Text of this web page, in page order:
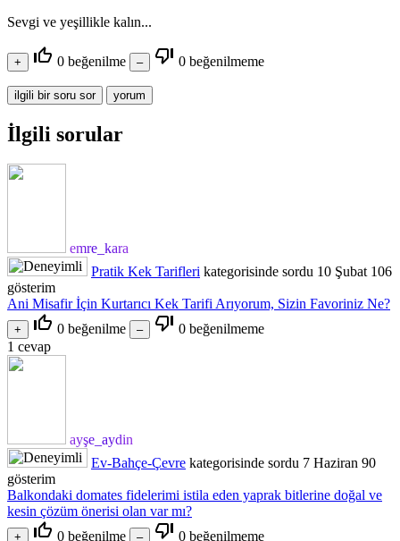
Sevgi ve yeşillikle kalın...
thumb_up_off_alt 0 beğenilme thumb_down_off_alt 0 beğenilmeme
İlgili sorular
emre_kara
Pratik Kek Tarifleri kategorisinde sordu 10 Şubat 106
gösterim
Ani Misafir İçin Kurtarıcı Kek Tarifi Arıyorum, Sizin Favoriniz Ne?
thumb_up_off_alt 0 beğenilme thumb_down_off_alt 0 beğenilmeme
1 cevap
ayşe_aydin
Ev-Bahçe-Çevre kategorisinde sordu 7 Haziran 90
gösterim
Balkondaki domates fidelerimi istila eden yaprak bitlerine doğal ve
kesin çözüm önerisi olan var mı?
thumb_up_off_alt 0 beğenilme thumb_down_off_alt 0 beğenilmeme